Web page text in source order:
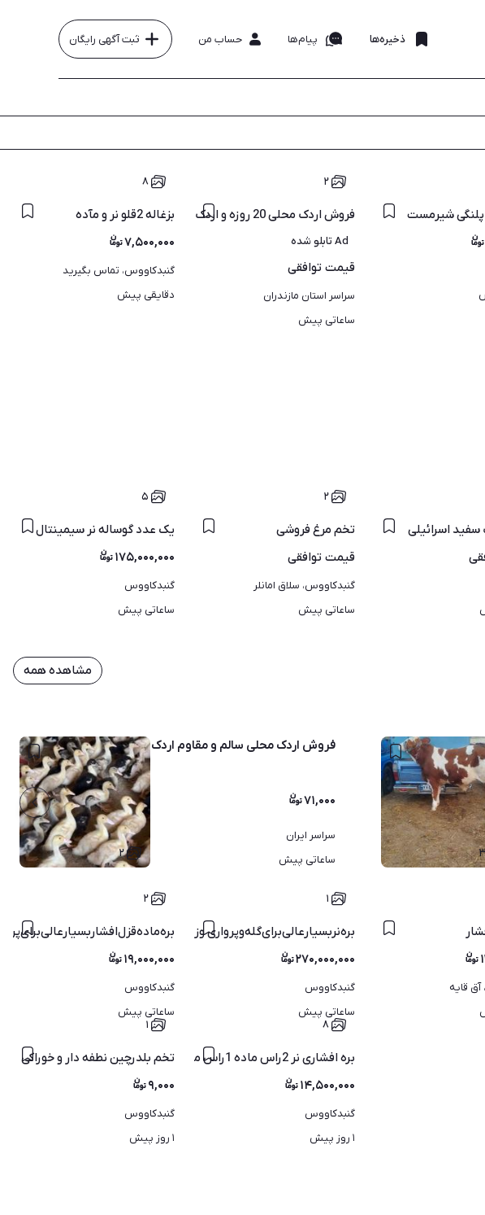
ذخیره‌ها پیام‌ها حساب من ثبت آگهی رایگان
شالیزار و باغ
۲
فروش اردک محلی 20 روزه و اردک 15 روزه محلی درجه یک با ضمانت
Ad تابلو شده
قیمت توافقی
سراسر استان مازندران
ساعاتی پیش
۸
بزغاله 2قلو نر و مآده
۷,۵۰۰,۰۰۰
گنبدکاووس، تماس بگیرید
دقایقی پیش
اسرائیلی
۲
تخم مرغ فروشی
قیمت توافقی
گنبدکاووس، سلاق امانلر
ساعاتی پیش
۵
یک‌ عدد گوساله‌ نر سیمینتال‌
۱۷۵,۰۰۰,۰۰۰
گنبدکاووس
ساعاتی پیش
مشاهده همه
۲
فروش اردک محلی سالم و مقاوم اردک محلی 15 روزه اردک 20 روزه
۷۱,۰۰۰
سراسر ایران
ساعاتی پیش
قایه
۱
بره‌نر‌بسیار‌عالی‌برای‌گله‌و‌پرواری‌ وزن‌حدوده‌کیلو40به‌بالا
۲۷۰,۰۰۰,۰۰۰
گنبدکاووس
ساعاتی پیش
۲
۱۹,۰۰۰,۰۰۰
گنبدکاووس
ساعاتی پیش
۸
بره افشاری نر 2راس ماده 1راس مخصوص پرواری (گو سفند)
۱۴,۵۰۰,۰۰۰
گنبدکاووس
۱ روز پیش
۱
تخم بلدرچین نطفه دار و خوراکی
۹,۰۰۰
گنبدکاووس
۱ روز پیش